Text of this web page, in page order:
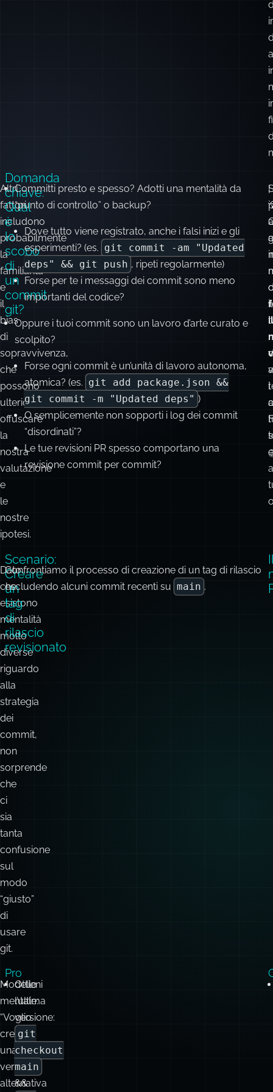
Altri
fattori
includono
probabilmente
la
familiarità
e
il
bias
di
sopravvivenza,
che
possono
ulteriormente
offuscare
la
nostra
valutazione
e
le
nostre
ipotesi.
Domanda
chiave:
Qual
è
lo
scopo
di
un
commit
git?
Committi presto e spesso? Adotti una mentalità da
“punto di controllo” o backup?
esperimenti? (es.
deps" && git push
Forse per te i messaggi dei commit sono meno
importanti del codice?
Oppure i tuoi commit sono un lavoro d’arte curato e
scolpito?
Forse ogni commit è un’unità di lavoro autonoma,
atomica? (es. git add package.json &&
“disordinati”?
Le tue revisioni PR spesso comportano una
|
il
i
a
il
a
Dato
che
esistono
mentalità
molto
diverse
riguardo
alla
strategia
dei
commit,
non
sorprende
che
ci
sia
tanta
confusione
sul
modo
“giusto”
di
usare
git.
Scenario:
Creare
un
tag
di
rilascio
revisionato
Confrontiamo il processo di creazione di un tag di rilascio
escludendo alcuni commit recenti su
Modello
mentale:
Ottieni
l’ultima
Pro